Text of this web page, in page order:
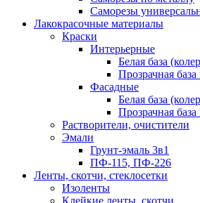
Саморезы
Лакокрасочные материалы
Краски
Интерьерные
Белая база
Прозрачная
Фасадные
Белая база
Прозрачная
Растворители, очистители
Эмали
Грунт-эмаль 3в1
ПФ-115, ПФ-226
Ленты, скотчи, стеклосетки
Изоленты
Клейкие ленты, скотчи